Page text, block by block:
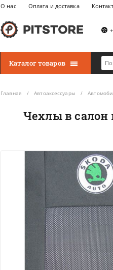
О нас Оплата и доставка
Каталог товаров
Главная Автоаксессуары
Чехлы в салон